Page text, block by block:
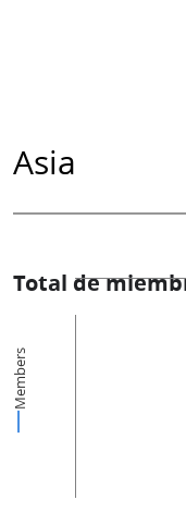
Asia
Total de
Members